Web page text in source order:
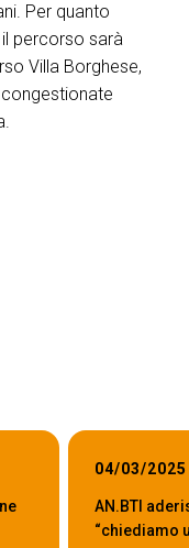
Per quanto
percorso sarà
Villa Borghese,
04/03/2025
AN.BTI
“chiediamo